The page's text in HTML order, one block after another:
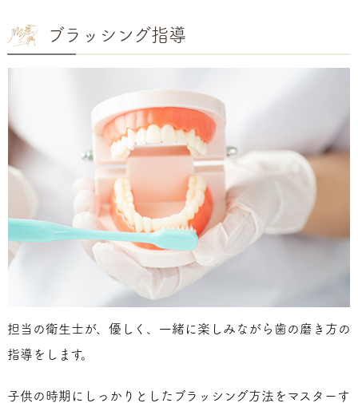
ブラッシング指導
担当の衛生士が、優しく、一緒に楽しみながら歯の磨き方の
指導をします。
子供の時期にしっかりとしたブラッシング方法をマスターす